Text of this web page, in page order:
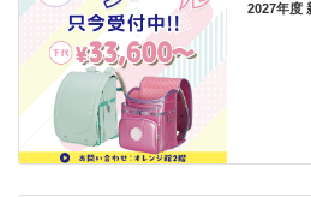
2027年度